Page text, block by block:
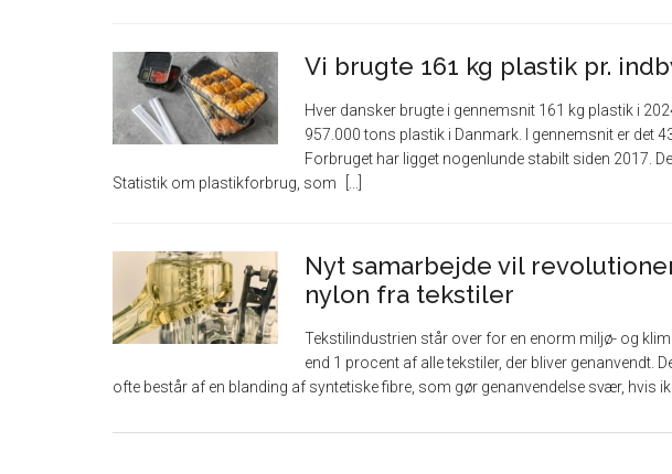
Vi brugte 161 kg plastik pr.
Hver dansker brugte i gennemsnit 161 kg plastik i
957.000 tons plastik i Danmark. I gennemsnit er det
Forbruget har ligget nogenlunde stabilt siden 2017.
Statistik om plastikforbrug, som
Nyt samarbejde vil
nylon fra tekstiler
Tekstilindustrien står over for en enorm miljø- og
end 1 procent af alle tekstiler, der bliver genanvendt.
ofte består af en blanding af syntetiske fibre, som gør genanvendelse svær, hvis